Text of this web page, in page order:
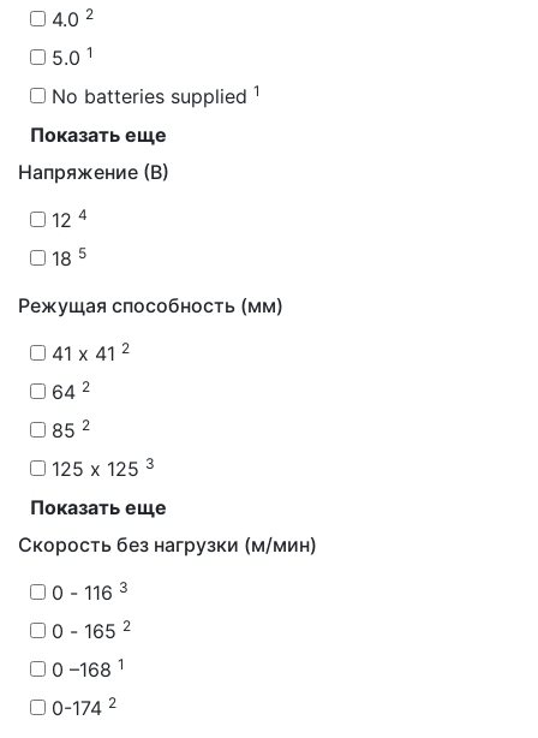
4.0 2
5.0 1
No batteries supplied 1
Показать еще
Напряжение (В)
12 4
18 5
Режущая способность (мм)
41 x 41 2
64 2
85 2
125 x 125 3
Показать еще
Скорость без нагрузки (м/мин)
0 - 116 3
0 - 165 2
0 –168 1
0-174 2